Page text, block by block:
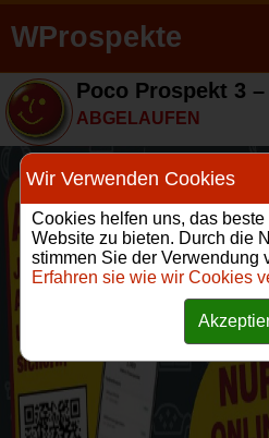
WProspekte
Poco Prospekt 3
ABGELAUFEN
Wir Verwenden Cookies
Cookies helfen uns, das
Website zu bieten. Durch die
stimmen Sie der Verwendung
Erfahren sie wie wir Cookies